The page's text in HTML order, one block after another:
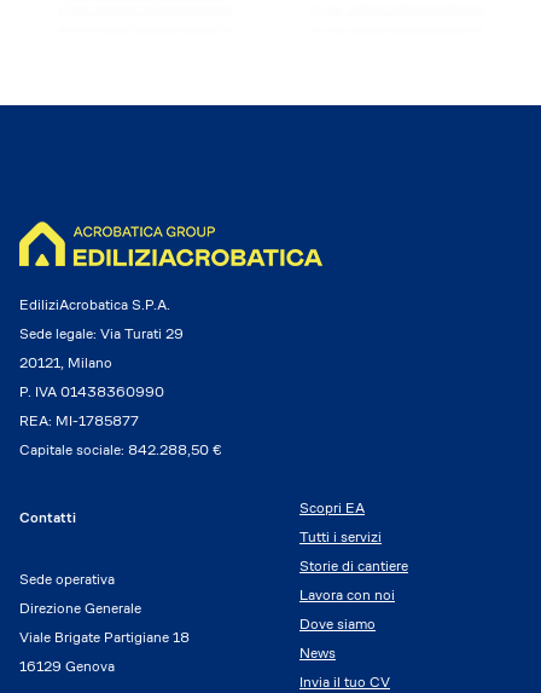
EdiliziAcrobatica S.P.A.
Sede legale: Via Turati 29
20121, Milano
P. IVA 01438360990
REA: MI-1785877
Capitale sociale: 842.288,50 €
Contatti
Sede operativa
Direzione Generale
Viale Brigate Partigiane 18
16129 Genova
Scopri EA
Tutti i servizi
Storie di cantiere
Lavora con noi
Dove siamo
News
Invia il tuo CV